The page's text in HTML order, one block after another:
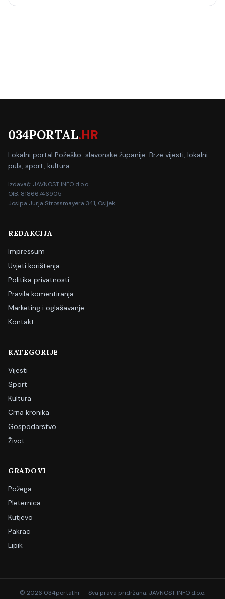
034PORTAL.HR
Lokalni portal Požeško-slavonske županije. Brze vijesti, lokalni
puls, sport, kultura.
Izdavač: JAVNOST INFO d.o.o.
OIB: 81866746905
Josipa Jurja Strossmayera 341, Osijek
REDAKCIJA
Impressum
Uvjeti korištenja
Politika privatnosti
Pravila komentiranja
Marketing i oglašavanje
Kontakt
KATEGORIJE
Vijesti
Sport
Kultura
Crna kronika
Gospodarstvo
Život
GRADOVI
Požega
Pleternica
Kutjevo
Pakrac
Lipik
© 2026 034portal.hr — Sva prava pridržana. JAVNOST INFO d.o.o.